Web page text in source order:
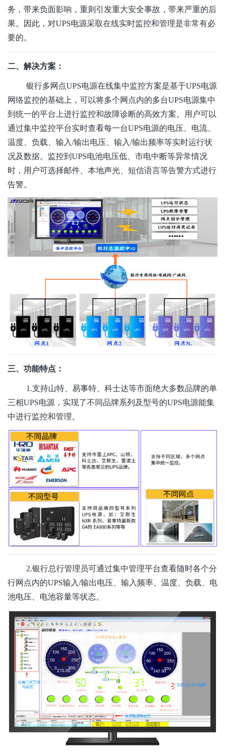
务，带来负面影响，重则引发重大安全事故，带来严重的后
果。因此，对UPS电源采取在线实时监控和管理是非常有必
要的。
二、解决方案：
银行多网点UPS电源在线集中监控方案是基于UPS电源
网络监控的基础上，可以将多个网点内的多台UPS电源集中
到统一的平台上进行监控和故障诊断的高效方案。用户可以
通过集中监控平台实时查看每一台UPS电源的电压、电流、
温度、负载、输入/输出电压、输入/输出频率等实时运行状
况及数据。监控到UPS电池电压低、市电中断等异常情况
时，用户可选择邮件、本地声光、短信语言等告警方式进行
告警。
三、功能特点：
1.支持山特、易事特、科士达等市面绝大多数品牌的单
三相UPS电源，实现了不同品牌系列及型号的UPS电源能集
中进行监控和管理。
2.银行总行管理员可通过集中管理平台查看随时各个分
行网点内的UPS输入/输出电压、输入频率、温度、负载、电
池电压、电池容量等状态。